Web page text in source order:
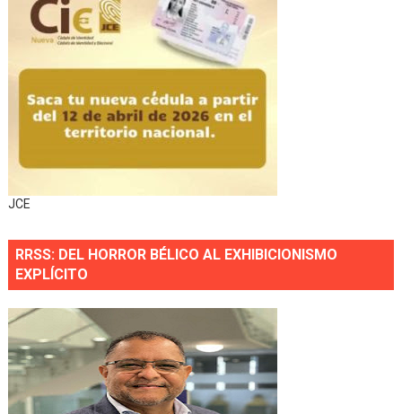
JCE
RRSS: DEL HORROR BÉLICO AL EXHIBICIONISMO
EXPLÍCITO